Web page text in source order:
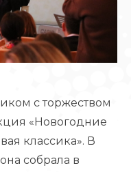
с торжеством
«Новогодние
классика». В
собрала в